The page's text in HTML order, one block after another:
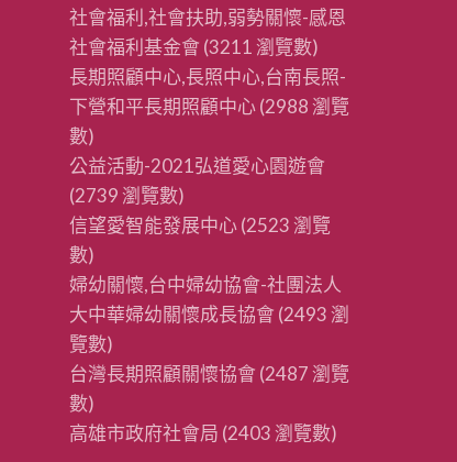
社會福利,社會扶助,弱勢關懷-感恩
社會福利基金會 (3211 瀏覽數)
長期照顧中心,長照中心,台南長照-
下營和平長期照顧中心(2988 瀏覽
數)
公益活動-2021弘道愛心園遊會
(2739 瀏覽數)
信望愛智能發展中心(2523 瀏覽
數)
婦幼關懷,台中婦幼協會-社團法人
大中華婦幼關懷成長協會 (2493 瀏
覽數)
台灣長期照顧關懷協會 (2487 瀏覽
數)
高雄市政府社會局 (2403 瀏覽數)